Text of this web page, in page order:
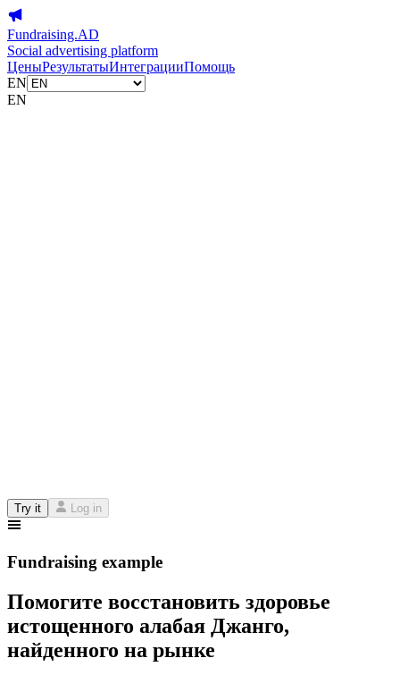
Fundraising.AD
Social advertising platform
ЦеныРезультатыИнтеграцииПомощь
EN
EN
Try it Log in
Fundraising example
Помогите восстановить здоровье
истощенного алабая Джанго,
найденного на рынке